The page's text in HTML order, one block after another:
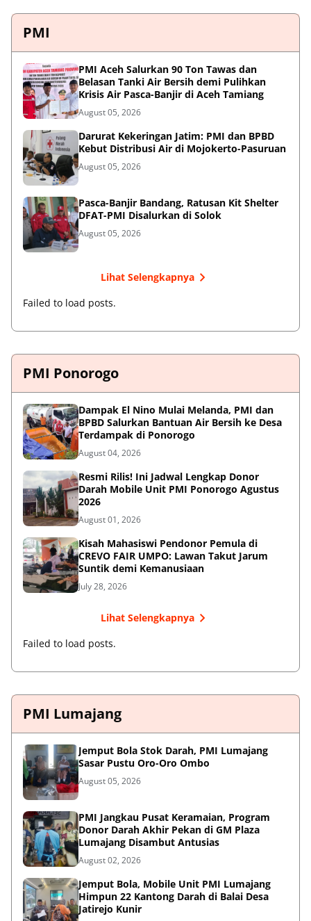
PMI
PMI Aceh Salurkan 90 Ton Tawas dan
Belasan Tanki Air Bersih demi Pulihkan
Krisis Air Pasca-Banjir di Aceh Tamiang
August 05, 2026
Darurat Kekeringan Jatim: PMI dan BPBD
Kebut Distribusi Air di Mojokerto-Pasuruan
August 05, 2026
Pasca-Banjir Bandang, Ratusan Kit Shelter
DFAT-PMI Disalurkan di Solok
August 05, 2026
Lihat Selengkapnya
Failed to load posts.
PMI Ponorogo
Dampak El Nino Mulai Melanda, PMI dan
BPBD Salurkan Bantuan Air Bersih ke Desa
Terdampak di Ponorogo
August 04, 2026
Resmi Rilis! Ini Jadwal Lengkap Donor
Darah Mobile Unit PMI Ponorogo Agustus
2026
August 01, 2026
Kisah Mahasiswi Pendonor Pemula di
CREVO FAIR UMPO: Lawan Takut Jarum
Suntik demi Kemanusiaan
July 28, 2026
Lihat Selengkapnya
Failed to load posts.
PMI Lumajang
Jemput Bola Stok Darah, PMI Lumajang
Sasar Pustu Oro-Oro Ombo
August 05, 2026
PMI Jangkau Pusat Keramaian, Program
Donor Darah Akhir Pekan di GM Plaza
Lumajang Disambut Antusias
August 02, 2026
Jemput Bola, Mobile Unit PMI Lumajang
Himpun 22 Kantong Darah di Balai Desa
Jatirejo Kunir